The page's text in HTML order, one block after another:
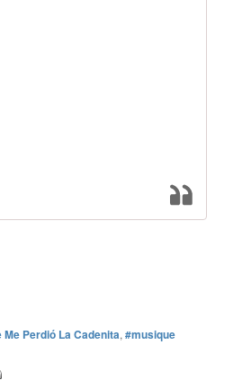
Me Perdió La Cadenita, #musique